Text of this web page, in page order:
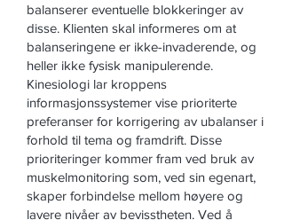
balanserer eventuelle blokkeringer av
disse. Klienten skal informeres om at
balanseringene er ikke-invaderende, og
heller ikke fysisk manipulerende.
Kinesiologi lar kroppens
informasjonssystemer vise prioriterte
preferanser for korrigering av ubalanser i
forhold til tema og framdrift. Disse
prioriteringer kommer fram ved bruk av
muskelmonitoring som, ved sin egenart,
skaper forbindelse mellom høyere og
lavere nivåer av bevisstheten. Ved å